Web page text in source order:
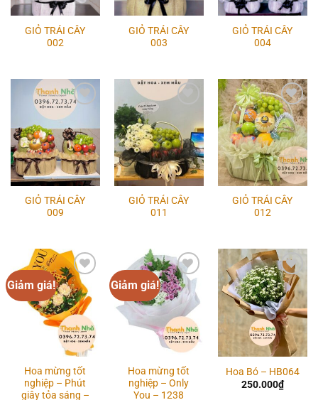
GIỎ TRÁI CÂY
002
GIỎ TRÁI CÂY
003
GIỎ TRÁI CÂY
004
Add to
GIỎ TRÁI CÂY
009
wishlist
GIỎ TRÁI CÂY
011
Add to
wishlist
GIỎ TRÁI CÂY
012
Giảm giá!
Add to
wishlist
Hoa mừng tốt
nghiệp – Phút
giây tỏa sáng –
Giảm giá!
Add to
wishlist
Hoa mừng tốt
nghiệp – Only
You – 1238
Add to
wishlist
Hoa Bó – HB064
250.000₫